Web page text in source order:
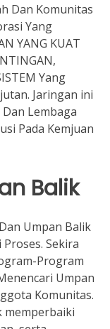
Dan Komunitas
Yang
YANG KUAT
Yang
Jaringan ini
Lembaga
Pada Kemjuan
Balik
Umpan Balik
Sekira
Program
Umpan
Komunitas.
memperbaiki